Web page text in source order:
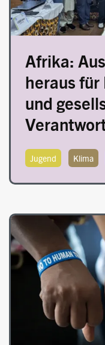
Afrika:
heraus
und
Jugend Klima
Image